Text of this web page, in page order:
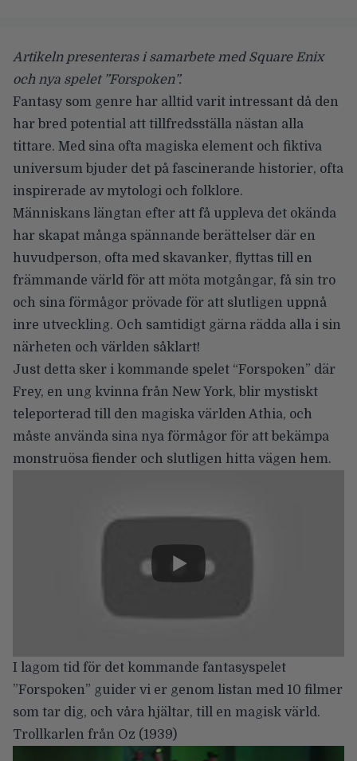
Artikeln presenteras i samarbete med Square Enix
och nya spelet ”Forspoken”.
Fantasy som genre har alltid varit intressant då den
har bred potential att tillfredsställa nästan alla
tittare. Med sina ofta magiska element och fiktiva
universum bjuder det på fascinerande historier, ofta
inspirerade av mytologi och folklore.
Människans längtan efter att få uppleva det okända
har skapat många spännande berättelser där en
huvudperson, ofta med skavanker, flyttas till en
främmande värld för att möta motgångar, få sin tro
och sina förmågor prövade för att slutligen uppnå
inre utveckling. Och samtidigt gärna rädda alla i sin
närheten och världen såklart!
Just detta sker i kommande spelet “Forspoken” där
Frey, en ung kvinna från New York, blir mystiskt
teleporterad till den magiska världen Athia, och
måste använda sina nya förmågor för att bekämpa
monstruösa fiender och slutligen hitta vägen hem.
I lagom tid för det kommande fantasyspelet
”Forspoken” guider vi er genom listan med 10 filmer
som tar dig, och våra hjältar, till en magisk värld.
Trollkarlen från Oz (1939)